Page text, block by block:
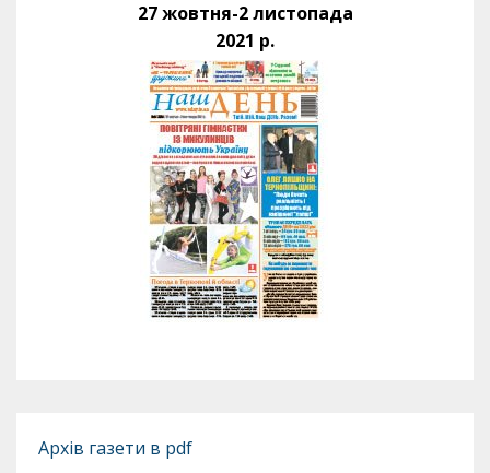
27 жовтня-2 листопада
2021 р.
Архів газети в pdf